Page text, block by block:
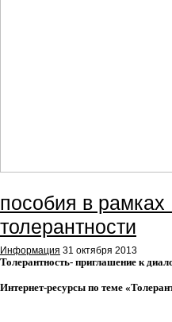
пособия в
толерантности
Информация 31 октября 2013
Толерантность- приглашение к
Интернет-ресурсы по теме